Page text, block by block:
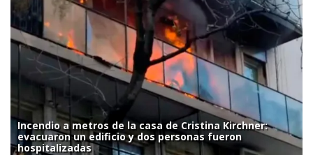
Incendio a metros de la casa de Cristina Kirchner:
evacuaron un edificio y dos personas fueron
hospitalizadas